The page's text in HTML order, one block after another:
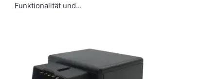
Funktionalität und…